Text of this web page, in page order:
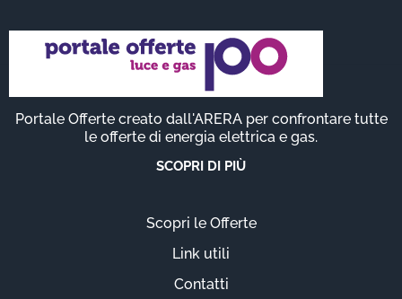
Portale Offerte creato dall'ARERA per confrontare tutte
le offerte di energia elettrica e gas.
SCOPRI DI PIÙ
Scopri le Offerte
Link utili
Contatti